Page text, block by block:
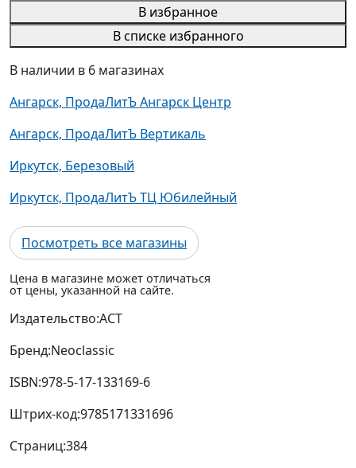
В избранное
В списке избранного
В наличии в 6 магазинах
Ангарск, ПродаЛитЪ Ангарск Центр
Ангарск, ПродаЛитЪ Вертикаль
Иркутск, Березовый
Иркутск, ПродаЛитЪ ТЦ Юбилейный
Посмотреть все магазины
Цена в магазине может отличаться
от цены, указанной на сайте.
Издательство:АСТ
Бренд:Neoclassic
ISBN:978-5-17-133169-6
Штрих-код:9785171331696
Страниц:384